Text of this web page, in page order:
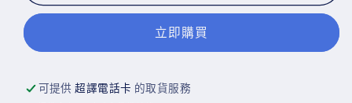
區】
漫
區】
4.5G/4G
漫
立即購買
可提供超譯電話卡 的取貨服務